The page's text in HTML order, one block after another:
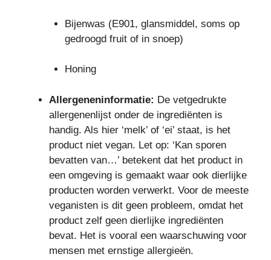
Bijenwas (E901, glansmiddel, soms op
gedroogd fruit of in snoep)
Honing
Allergeneninformatie: De vetgedrukte
allergenenlijst onder de ingrediënten is
handig. Als hier ‘melk’ of ‘ei’ staat, is het
product niet vegan. Let op: ‘Kan sporen
bevatten van…’ betekent dat het product in
een omgeving is gemaakt waar ook dierlijke
producten worden verwerkt. Voor de meeste
veganisten is dit geen probleem, omdat het
product zelf geen dierlijke ingrediënten
bevat. Het is vooral een waarschuwing voor
mensen met ernstige allergieën.